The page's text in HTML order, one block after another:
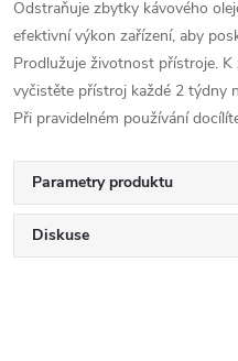
Odstraňuje zbytky kávového
efektivní výkon zařízení, aby
Prodlužuje životnost přístroje.
vyčistěte přístroj každé 2 týdny
Při pravidelném používání
Parametry produktu
Diskuse